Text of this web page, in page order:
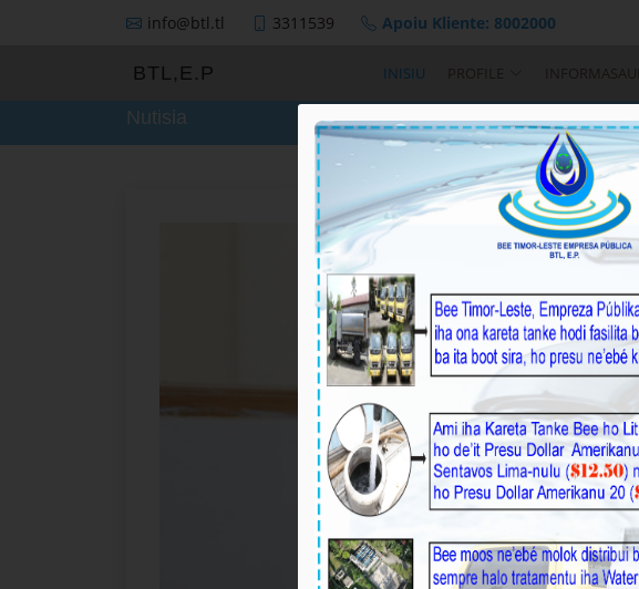
info@btl.tl 3311539 Apoiu Kliente: 8002000
BTL,E.P INISIU PROFILE INFORMASAUN
Nutisia